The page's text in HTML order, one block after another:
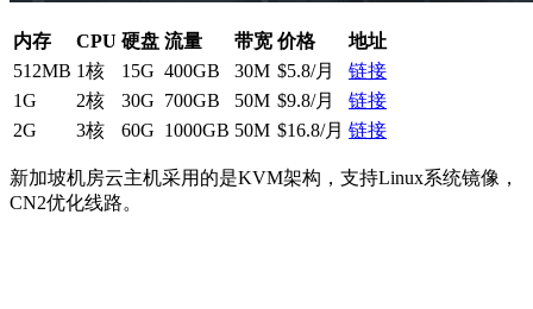
内存 CPU 硬盘 流量 带宽 价格
地址
512MB 1核 15G 400GB 30M $5.8/月
链接
1G
2核 30G 700GB 50M $9.8/月
链接
2G
3核 60G 1000GB 50M $16.8/月 链接
新加坡机房云主机采用的是KVM架构，支持Linux系统镜像，
CN2优化线路。